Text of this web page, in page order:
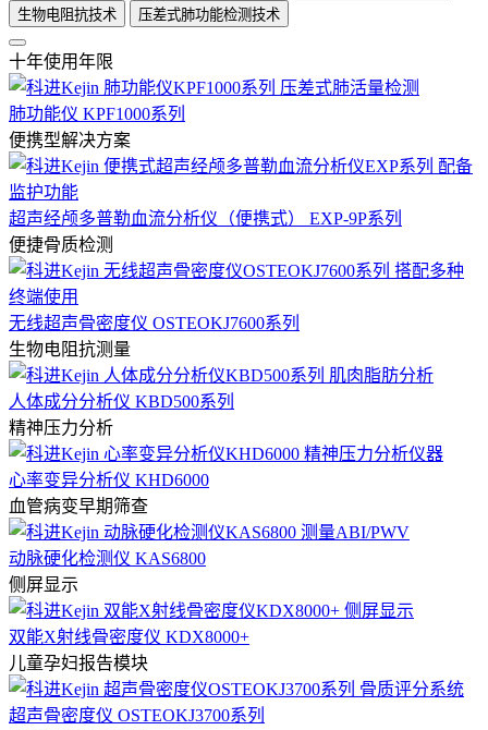
生物电阻抗技术
压差式肺功能检测技术
十年使用年限
肺功能仪 KPF1000系列
便携型解决方案
超声经颅多普勒血流分析仪（便携式） EXP-9P系列
便捷骨质检测
无线超声骨密度仪 OSTEOKJ7600系列
生物电阻抗测量
人体成分分析仪 KBD500系列
精神压力分析
心率变异分析仪 KHD6000
血管病变早期筛查
动脉硬化检测仪 KAS6800
侧屏显示
双能X射线骨密度仪 KDX8000+
儿童孕妇报告模块
超声骨密度仪 OSTEOKJ3700系列